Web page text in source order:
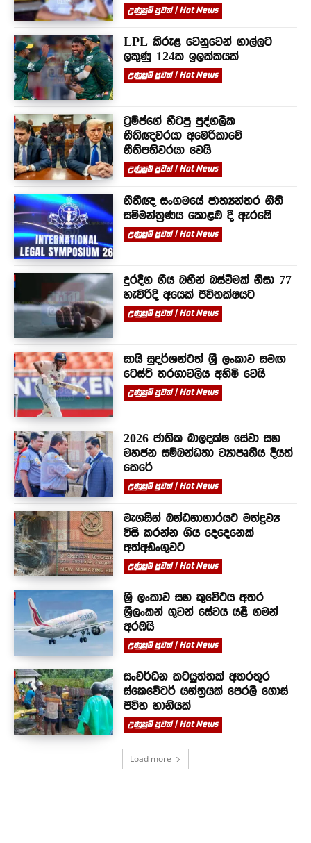
උණුසුම් පුවත් | Hot News
LPL කිරුළ වෙනුවෙන් ගාල්ලට
ලකුණු 124ක ඉලක්කයක්
උණුසුම් පුවත් | Hot News
ට්‍රම්ප්ගේ හිටපු පුද්ගලික
නීතිඥවරයා අමෙරිකාවේ
නීතිපතිවරයා වෙයි
උණුසුම් පුවත් | Hot News
නීතිඥ සංගමයේ ජාත්‍යන්තර නීති
සම්මන්ත්‍රණය කොළඹ දී ඇරඹේ
උණුසුම් පුවත් | Hot News
දුරදිග ගිය බහින් බස්වීමක් නිසා 77
හැවිරිදි අයෙක් ජීවිතක්ෂයට
උණුසුම් පුවත් | Hot News
සායි සුදර්ශන්ටත් ශ්‍රී ලංකාව සමඟ
ටෙස්ට් තරගාවලිය අහිමි වෙයි
උණුසුම් පුවත් | Hot News
2026 ජාතික බාලදක්ෂ සේවා සහ
මහජන සම්බන්ධතා ව්‍යාපෘතිය දියත්
කෙරේ
උණුසුම් පුවත් | Hot News
මැගසින් බන්ධනාගාරයට මත්ද්‍රව්‍ය
විසි කරන්න ගිය දෙදෙනෙක්
අත්අඩංගුවට
උණුසුම් පුවත් | Hot News
ශ්‍රී ලංකාව සහ කුවේටය අතර
ශ්‍රීලංකන් ගුවන් සේවය යළි ගමන්
අරඹයි
උණුසුම් පුවත් | Hot News
සංවර්ධන කටයුත්තක් අතරතුර
ස්කෙවේටර් යන්ත්‍රයක් පෙරලී ගොස්
ජීවිත හානියක්
උණුසුම් පුවත් | Hot News
Load more